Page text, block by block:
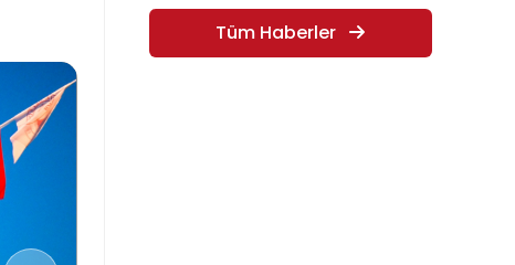
Tüm Haberler